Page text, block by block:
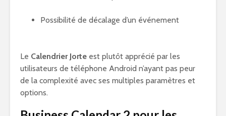
Possibilité de décalage d’un événement
Le Calendrier Jorte est plutôt apprécié par les
utilisateurs de téléphone Android n’ayant pas peur
de la complexité avec ses multiples paramètres et
options.